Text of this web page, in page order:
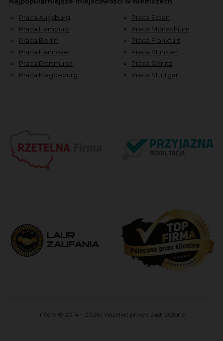
Praca Augsburg
Praca Hamburg
Praca Berlin
Praca Hannover
Praca Dortmund
Praca Magdeburg
Praca Essen
Praca Monachium
Praca Frankfurt
Praca Munster
Praca Görlitz
Praca Stuttgar
InServ © 2014 – 2026 | Wszelkie prawa zastrzeżone